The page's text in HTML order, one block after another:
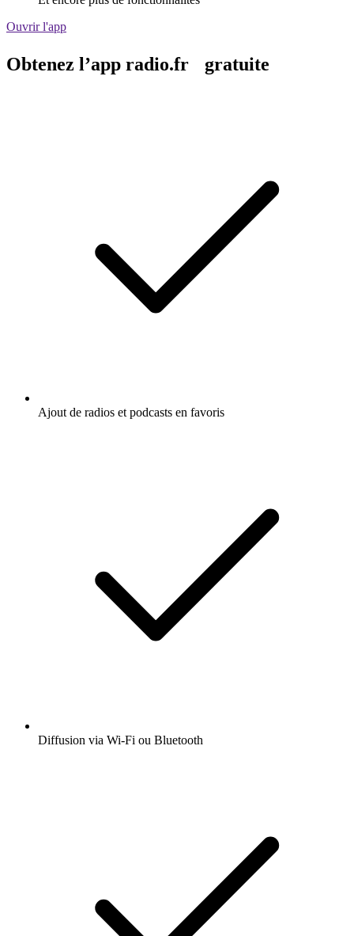
Ouvrir l'app
Obtenez l’app radio.fr gratuite
Ajout de radios et podcasts en favoris
Diffusion via Wi-Fi ou Bluetooth